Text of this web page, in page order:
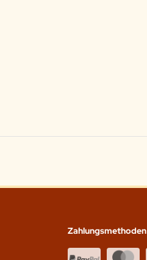
Zahlungsmethoden